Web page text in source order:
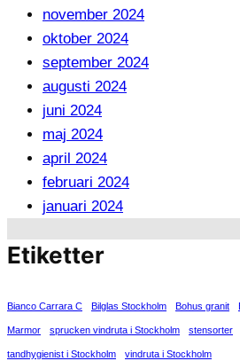
november 2024
oktober 2024
september 2024
augusti 2024
juni 2024
maj 2024
april 2024
februari 2024
januari 2024
Etiketter
Bianco Carrara C Bilglas Stockholm Bohus granit
Marmor sprucken vindruta i Stockholm stensorter
tandhygienist i Stockholm vindruta i Stockholm